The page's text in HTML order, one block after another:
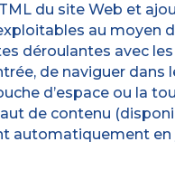
du site Web et
au moyen
déroulantes avec
de naviguer dans
d’espace ou la
de contenu
automatiquement